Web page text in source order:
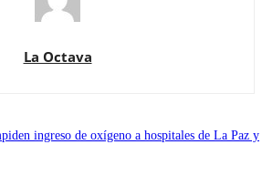
La Octava
ingreso de oxígeno a hospitales de La Paz y